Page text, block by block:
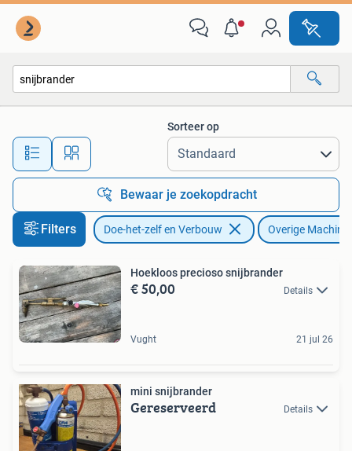
Alle afstanden…
Sorteer op
Bewaar je zoekopdracht
Filters Doe-het-zelf en Verbouw Overige
Hoekloos precioso snijbrander
€ 50,00 Details
Vught 21 jul 26
mini snijbrander
Gereserveerd Details